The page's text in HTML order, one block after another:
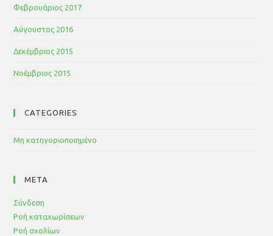
Φεβρουάριος 2017
Αύγουστος 2016
Δεκέμβριος 2015
Νοέμβριος 2015
CATEGORIES
Μη κατηγοριοποιημένο
META
Σύνδεση
Ροή καταχωρίσεων
Ροή σχολίων